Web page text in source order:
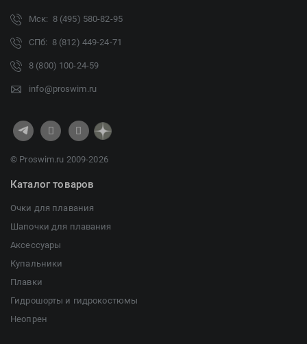
Мск: 8 (495) 580-82-95
СПб: 8 (812) 449-24-71
8 (800) 100-24-59
info@proswim.ru
© Proswim.ru 2009-2026
Каталог товаров
Очки для плавания
Шапочки для плавания
Аксессуары
Купальники
Плавки
Гидрошорты и гидрокостюмы
Неопрен